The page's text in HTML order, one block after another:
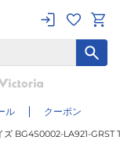
ル クーポン
ズ BG4S0002-LA921-GRST